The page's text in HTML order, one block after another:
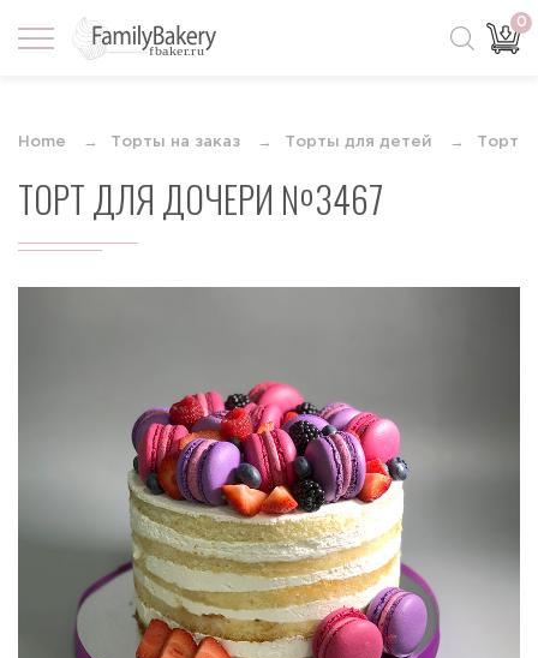
0
Home Торты на заказ Торты для детей Торты
ТОРТ ДЛЯ ДОЧЕРИ №3467